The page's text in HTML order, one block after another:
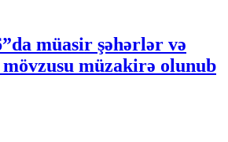
müasir şəhərlər və
müzakirə olunub